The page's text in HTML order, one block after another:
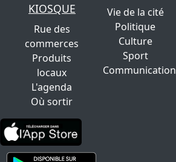
KIOSQUE
Rue des
commerces
Produits
locaux
L'agenda
Où sortir
Vie de la cité
Politique
Culture
Sport
Communication